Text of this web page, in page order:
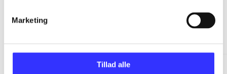
Marketing
Tillad alle